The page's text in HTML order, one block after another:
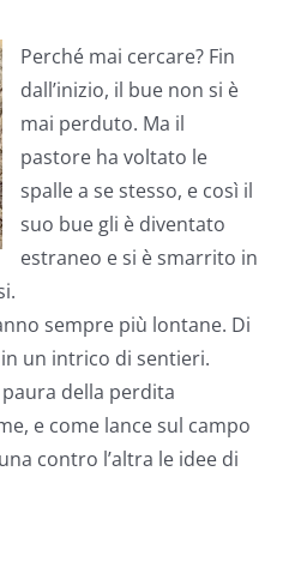
Perché mai cercare? Fin
dall’inizio, il bue non si è
mai perduto. Ma il
pastore ha voltato le
spalle a se stesso, e così il
suo bue gli è diventato
estraneo e si è smarrito in
sempre più lontane. Di
un intrico di sentieri.
della perdita
e come lance sul campo
contro l’altra le idee di